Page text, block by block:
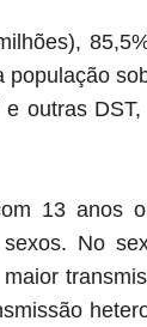
outras
13 anos
No